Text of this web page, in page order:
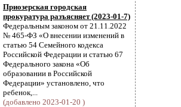
Приозерская городская
прокуратура разъясняет (2023-01-7)
Федеральным законом от 21.11.2022
№ 465-ФЗ «О внесении изменений в
статью 54 Семейного кодекса
Российской Федерации и статью 67
Федерального закона «Об
образовании в Российской
Федерации» установлено, что
ребенок,...
(добавлено 2023-01-20 )